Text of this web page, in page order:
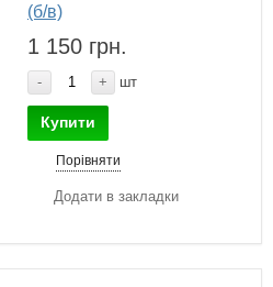
(б/в)
1 150 грн.
- + шт
Купити
Порівняти
Додати в закладки